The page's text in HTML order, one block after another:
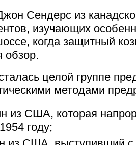
Сендерс из
изучающих
когда защитный
обзор.
целой группе
методами
из США, которая
году;